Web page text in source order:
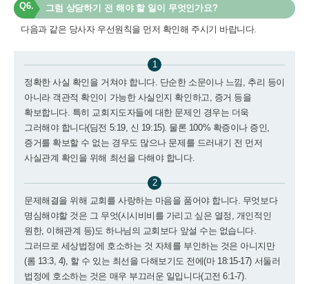
Q6. 그럼 상담하기 전 해야 할 일이 무엇인가요?
다음과 같은 당사자 우선원칙을 먼저 확인해 주시기 바랍니다.
1
정확한 사실 확인을 거쳐야 합니다. 단순한 소문이나 느낌, 추리 등이
아니라 객관적 확인이 가능한 사실인지 확인하고, 증거 등을
확보합니다. 특히 교회지도자들에 대한 문제인 경우는 더욱
그러해야 합니다(딤전 5:19, 신 19:15). 물론 100% 확증이나 증인,
증거를 확보할 수 없는 경우도 많으나 문제를 드러내기 전 먼저
사실관계 확인을 위해 최선을 다해야 합니다.
2
문제해결을 위해 교회를 사랑하는 마음을 품어야 합니다. 무엇보다
명심해야할 것은 그 무엇(시시비비를 가리고 싶은 열정, 개인적인
원한, 이해관계 등)도 하나님의 교회보다 앞설 수는 없습니다.
그러므로 세상법정에 호소하는 것 자체를 부인하는 것은 아니지만
(롬 13:3, 4), 할 수 있는 최선을 다해보기도 전에(마 18:15-17) 서둘러
법정에 호소하는 것은 매우 부끄러운 일입니다(고전 6:1-7).